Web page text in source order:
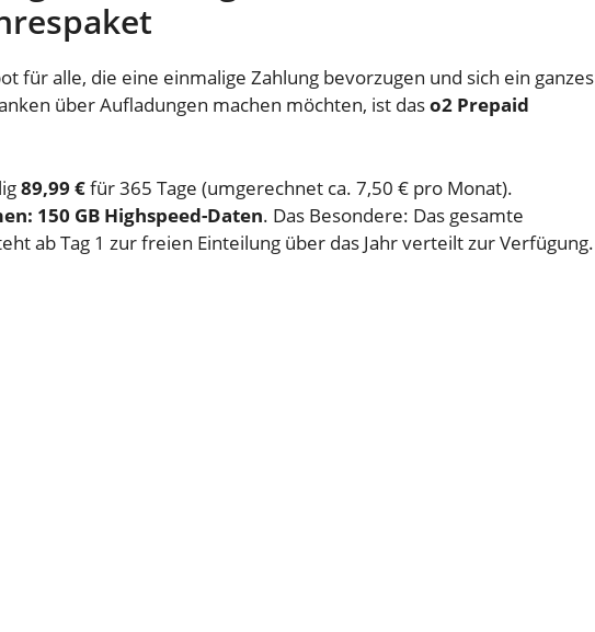
für alle, die eine einmalige Zahlung bevorzugen und sich ein ganzes
über Aufladungen machen möchten, ist daso2 Prepaid
89,99 €für 365 Tage (umgerechnet ca. 7,50 € pro Monat).
150 GB Highspeed-Daten. Das Besondere: Das gesamte
ab Tag 1 zur freien Einteilung über das Jahr verteilt zur Verfügung.